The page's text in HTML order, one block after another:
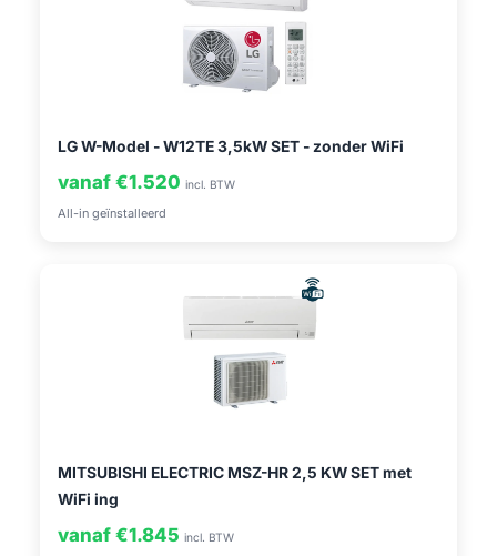
LG W-Model - W12TE 3,5kW SET - zonder WiFi
vanaf €1.520 incl. BTW
All-in geïnstalleerd
MITSUBISHI ELECTRIC MSZ-HR 2,5 KW SET met
WiFi ing
vanaf €1.845 incl. BTW